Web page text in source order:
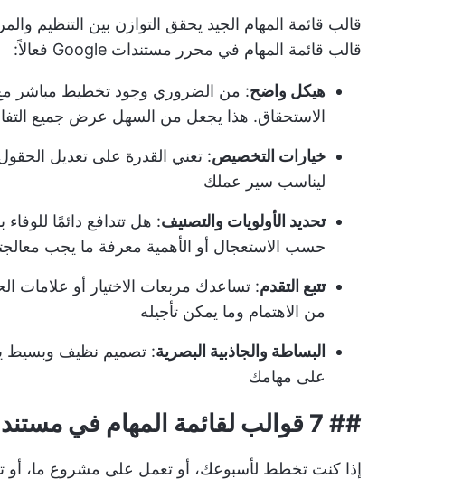
قالب قائمة المهام الجيد يحقق التوازن بين التنظيم
قالب قائمة المهام في محرر مستندات Google فعالاً:
هيكل واضح: من الضروري وجود تخطيط مباشر مع
الاستحقاق. هذا يجعل من السهل عرض جميع
خيارات التخصيص: تعني القدرة على تعديل
ليناسب سير عملك
تحديد الأولويات والتصنيف: هل تتدافع دائمًا للوفاء
حسب الاستعجال أو الأهمية معرفة ما يجب
تتبع التقدم: تساعدك مربعات الاختيار أو علامات
من الاهتمام وما يمكن تأجيله
البساطة والجاذبية البصرية: تصميم نظيف وبسيط
على مهامك
## 7 قوالب لقائمة المهام في مستندات جوجل
إذا كنت تخطط لأسبوعك، أو تعمل على مشروع ما،